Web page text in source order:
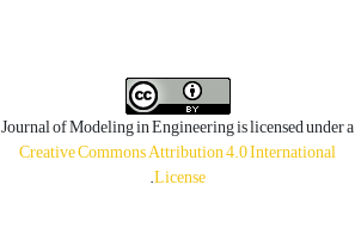
Journal of Modeling in Engineering is licensed under a
Creative Commons Attribution 4.0 International
License
.